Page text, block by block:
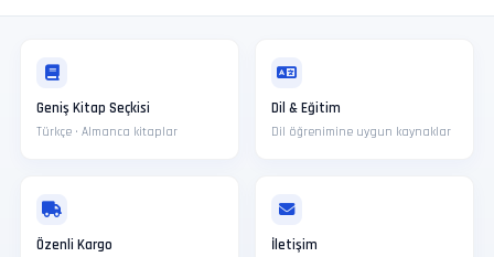
Geniş Kitap Seçkisi
Türkçe · Almanca kitaplar
Dil & Eğitim
Dil öğrenimine uygun kaynaklar
Özenli Kargo İletişim